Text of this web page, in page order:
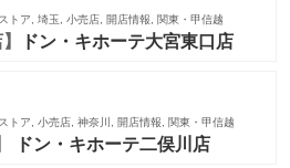
トア, 埼玉, 小売店, 開店情報, 関東・甲信越
ドン・キホーテ大宮東口店
トア, 小売店, 神奈川, 開店情報, 関東・甲信越
ドン・キホーテ二俣川店